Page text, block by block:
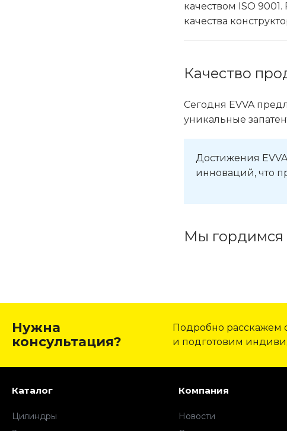
качеством ISO
качества
Качество
Сегодня EVVA
уникальные
Достижения
инноваций, что
Мы гордимся
Нужна
консультация?
Подробно расскажем
и подготовим
Каталог
Цилиндры
Компания
Новости